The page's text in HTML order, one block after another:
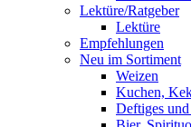
Lektüre/Ratgeber
Lektüre
Empfehlungen
Neu im Sortiment
Weizen
Kuchen,
Deftiges und